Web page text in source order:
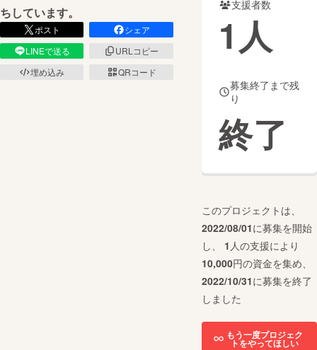
CAMPFIRE for Social Good
CAMPFIRE Creation
CAMPFIREふるさと納税
machi-ya コミュニティ
ちしています。
ポスト
シェア
LINEで送る
URLコピー
埋め込み
QRコード
支援者数
1人
募集終了まで残
り
終了
このプロジェクトは、
2022/08/01に募集を開始
し、 1 人の支援により
10,000円の資金を集め、
2022/10/31に募集を終了
しました
もう一度プロジェク
トをやってほしい